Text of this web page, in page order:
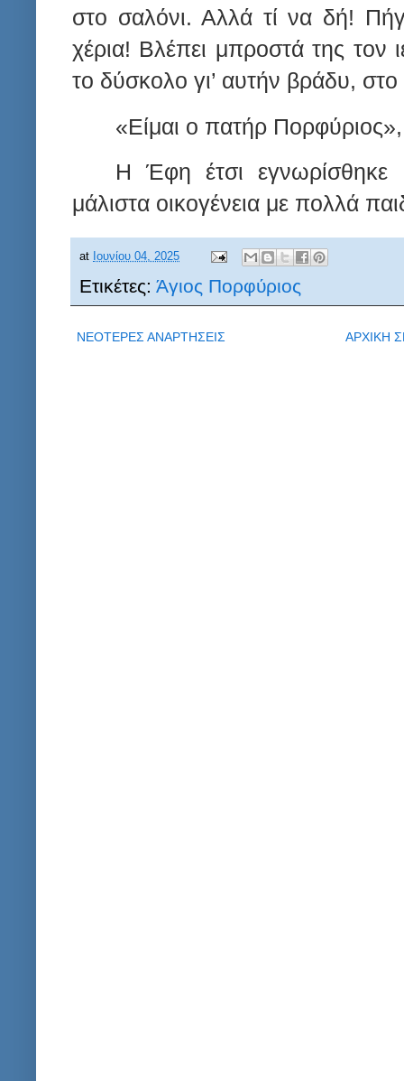
στο σαλόνι. Αλλά τί να δή!
χέρια! Βλέπει μπροστά της τον
το δύσκολο γι’ αυτήν βράδυ, στο
«Είμαι ο πατήρ
Η Έφη έτσι
μάλιστα οικογένεια με πολλά
at Ιουνίου 04, 2025
Ετικέτες: Άγιος Πορφύριος
ΝΕΟΤΕΡΕΣ ΑΝΑΡΤΗΣΕΙΣ ΑΡΧΙΚΗ